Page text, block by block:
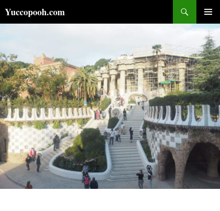
ン
ン
ツ
へ
ス
キ
ッ
プ
Yuccopooh.com
索
メインメ
ニュー